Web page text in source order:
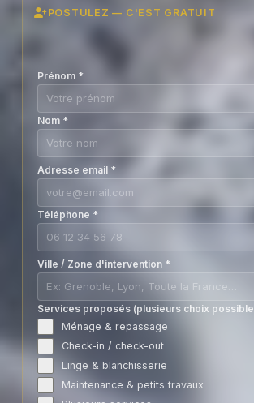
POSTULEZ — C'EST GRATUIT
Prénom *
Nom *
Adresse email *
Téléphone *
Ville / Zone d'intervention *
Services proposés (plusieurs choix
Ménage & repassage
Check-in / check-out
Linge & blanchisserie
Maintenance & petits travaux